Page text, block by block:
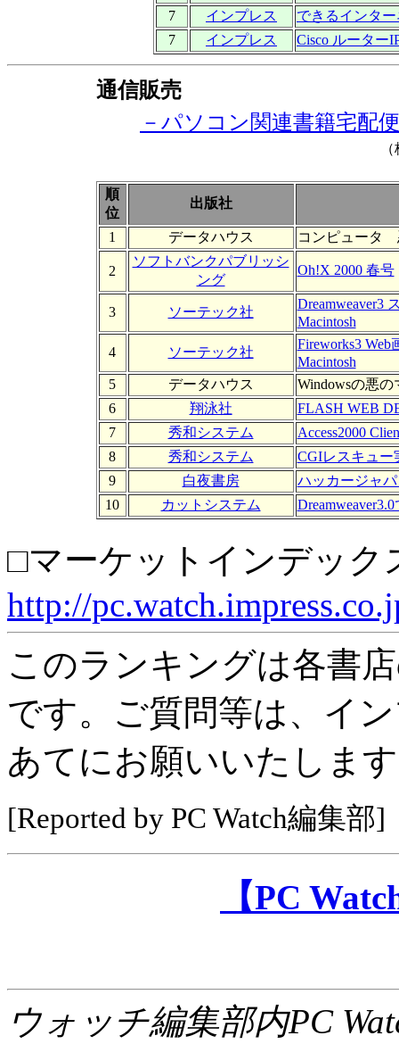
7
インプレス
できるインター
7
インプレス Cisco ルーター
通信販売
－パソコン関連書籍宅配
（
順
位
出版社
1 データハウス コンピュータ
2
ソフトバンクパブリッシ
ング
Oh!X 2000 春号
3 ソーテック社
Dreamweaver3
Macintosh
4
ソーテック社
Fireworks3
Macintosh
5
データハウス
Windowsの悪
6
翔泳社
FLASH WEB
7
秀和システム
Access2000
8
秀和システム
CGIレスキュー
9
白夜書房
ハッカージャパ
10
カットシステム
□マーケットインデック
http://
このランキングは各書
です。ご質問等は、イ
あてにお願いいたしま
[Reported by PC Watch編集部]
【PC
ウォッチ編集部内PC